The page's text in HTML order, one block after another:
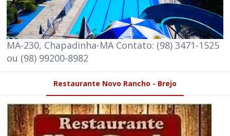
MA-230, Chapadinha-MA Contato: (98) 3471-1525
ou (98) 99200-8982
Restaurante Novo Rancho - Brejo